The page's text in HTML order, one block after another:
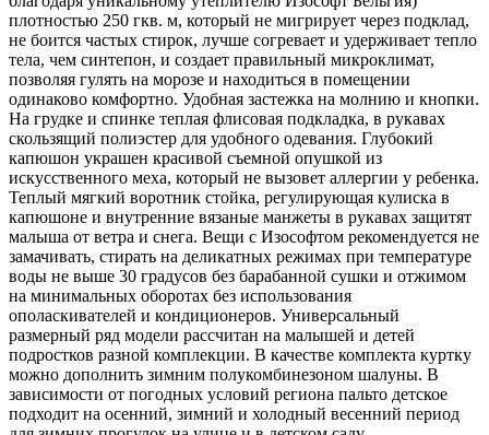
плотностью 250 гкв. м, который не мигрирует через подклад,
не боится частых стирок, лучше согревает и удерживает тепло
тела, чем синтепон, и создает правильный микроклимат,
позволяя гулять на морозе и находиться в помещении
одинаково комфортно. Удобная застежка на молнию и кнопки.
На грудке и спинке теплая флисовая подкладка, в рукавах
скользящий полиэстер для удобного одевания. Глубокий
капюшон украшен красивой съемной опушкой из
искусственного меха, который не вызовет аллергии у ребенка.
Теплый мягкий воротник стойка, регулирующая кулиска в
капюшоне и внутренние вязаные манжеты в рукавах защитят
малыша от ветра и снега. Вещи с Изософтом рекомендуется не
замачивать, стирать на деликатных режимах при температуре
воды не выше 30 градусов без барабанной сушки и отжимом
на минимальных оборотах без использования
ополаскивателей и кондиционеров. Универсальный
размерный ряд модели рассчитан на малышей и детей
подростков разной комплекции. В качестве комплекта куртку
можно дополнить зимним полукомбинезоном шалуны. В
зависимости от погодных условий региона пальто детское
подходит на осенний, зимний и холодный весенний период